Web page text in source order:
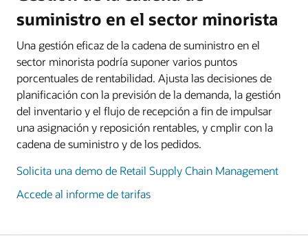
suministro en el sector minorista
Una gestión eficaz de la cadena de suministro en el
sector minorista podría suponer varios puntos
porcentuales de rentabilidad. Ajusta las decisiones de
planificación con la previsión de la demanda, la gestión
del inventario y el flujo de recepción a fin de impulsar
una asignación y reposición rentables, y cmplir con la
cadena de suministro y de los pedidos.
Solicita una demo de Retail Supply Chain Management
Accede al informe de tarifas